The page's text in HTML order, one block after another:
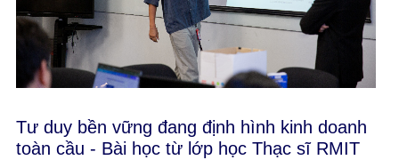
Tư duy bền vững đang định hình kinh doanh
toàn cầu - Bài học từ lớp học Thạc sĩ RMIT